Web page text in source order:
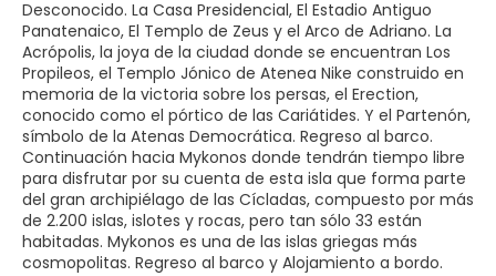
Desconocido. La Casa Presidencial, El Estadio Antiguo
Panatenaico, El Templo de Zeus y el Arco de Adriano. La
Acrópolis, la joya de la ciudad donde se encuentran Los
Propileos, el Templo Jónico de Atenea Nike construido en
memoria de la victoria sobre los persas, el Erection,
conocido como el pórtico de las Cariátides. Y el Partenón,
símbolo de la Atenas Democrática. Regreso al barco.
Continuación hacia Mykonos donde tendrán tiempo libre
para disfrutar por su cuenta de esta isla que forma parte
del gran archipiélago de las Cícladas, compuesto por más
de 2.200 islas, islotes y rocas, pero tan sólo 33 están
habitadas. Mykonos es una de las islas griegas más
cosmopolitas. Regreso al barco y Alojamiento a bordo.